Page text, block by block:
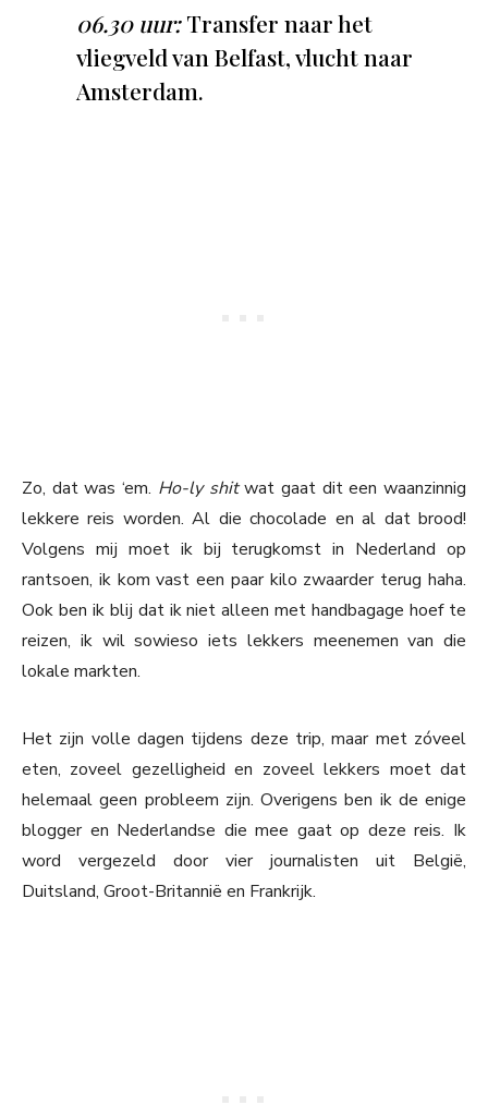
06.30 uur:Transfer naar het
vliegveld van Belfast, vlucht naar
Amsterdam.
Zo, dat was ‘em. Ho-ly shitwat gaat dit een waanzinnig
lekkere reis worden. Al die chocolade en al dat brood!
Volgens mij moet ik bij terugkomst in Nederland op
rantsoen, ik kom vast een paar kilo zwaarder terug haha.
Ook ben ik blij dat ik niet alleen met handbagage hoef te
reizen, ik wil sowieso iets lekkers meenemen van die
lokale markten.
Het zijn volle dagen tijdens deze trip, maar met zóveel
eten, zoveel gezelligheid en zoveel lekkers moet dat
helemaal geen probleem zijn. Overigens ben ik de enige
blogger en Nederlandse die mee gaat op deze reis. Ik
word vergezeld door vier journalisten uit België,
Duitsland, Groot-Britannië en Frankrijk.